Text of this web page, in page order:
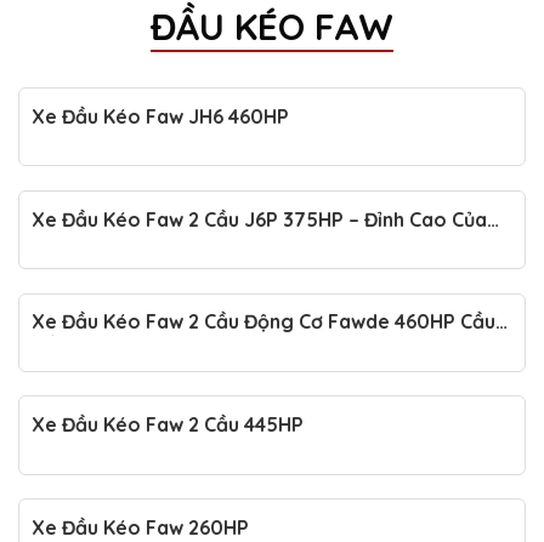
ĐẦU KÉO FAW
Xe Đầu Kéo Faw JH6 460HP
Xe Đầu Kéo Faw 2 Cầu J6P 375HP – Đỉnh Cao Của
Xe Đầu Kéo Faw 2 Cầu Động Cơ Fawde 460HP Cầu
Xe Đầu Kéo Faw 2 Cầu 445HP
Xe Đầu Kéo Faw 260HP